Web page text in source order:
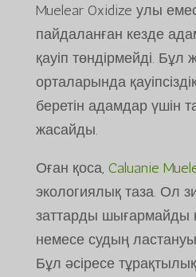
Muelear Oxidize улы
пайдаланған кезде
қауіп төндірмейді. Бұл
орталарында
беретін адамдар үшін
жасайды.
Оған қоса, Caluanie
экологиялық таза. Ол
заттарды шығармайды
немесе судың
Бұл әсіресе